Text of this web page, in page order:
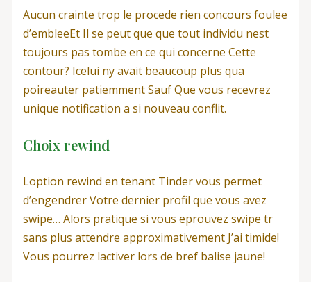
Aucun crainte trop le procede rien concours foulee
d’embleeEt Il se peut que que tout individu nest
toujours pas tombe en ce qui concerne Cette
contour? Icelui ny avait beaucoup plus qua
poireauter patiemment Sauf Que vous recevrez
unique notification a si nouveau conflit.
Choix rewind
Loption rewind en tenant Tinder vous permet
d’engendrer Votre dernier profil que vous avez
swipe… Alors pratique si vous eprouvez swipe tr
sans plus attendre approximativement J’ai timide!
Vous pourrez lactiver lors de bref balise jaune!